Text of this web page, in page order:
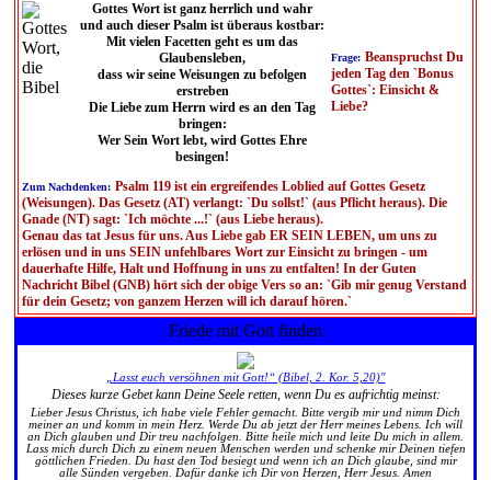
Gottes Wort ist ganz herrlich und wahr
und auch dieser Psalm ist überaus kostbar:
Mit vielen Facetten geht es um das
Glaubensleben,
dass wir seine Weisungen zu befolgen
erstreben
Die Liebe zum Herrn wird es an den Tag
bringen:
Wer Sein Wort lebt, wird Gottes Ehre
besingen!
Frage: Beanspruchst Du
jeden Tag den `Bonus
Gottes`: Einsicht &
Liebe?
Zum Nachdenken: Psalm 119 ist ein ergreifendes Loblied auf Gottes Gesetz
(Weisungen). Das Gesetz (AT) verlangt: `Du sollst!` (aus Pflicht heraus). Die
Gnade (NT) sagt: `Ich möchte ...!` (aus Liebe heraus).
Genau das tat Jesus für uns. Aus Liebe gab ER SEIN LEBEN, um uns zu
erlösen und in uns SEIN unfehlbares Wort zur Einsicht zu bringen - um
dauerhafte Hilfe, Halt und Hoffnung in uns zu entfalten! In der Guten
Nachricht Bibel (GNB) hört sich der obige Vers so an: `Gib mir genug Verstand
für dein Gesetz; von ganzem Herzen will ich darauf hören.`
Friede mit Gott finden
„Lasst euch versöhnen mit Gott!“ (Bibel, 2. Kor. 5,20)"
Dieses kurze Gebet kann Deine Seele retten, wenn Du es aufrichtig meinst:
Lieber Jesus Christus, ich habe viele Fehler gemacht. Bitte vergib mir und nimm Dich
meiner an und komm in mein Herz. Werde Du ab jetzt der Herr meines Lebens. Ich will
an Dich glauben und Dir treu nachfolgen. Bitte heile mich und leite Du mich in allem.
Lass mich durch Dich zu einem neuen Menschen werden und schenke mir Deinen tiefen
göttlichen Frieden. Du hast den Tod besiegt und wenn ich an Dich glaube, sind mir
alle Sünden vergeben. Dafür danke ich Dir von Herzen, Herr Jesus. Amen